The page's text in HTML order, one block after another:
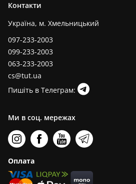
Контакти
Україна, м. Хмельницький
097-233-2003
099-233-2003
063-233-2003
cs@tut.ua
Пишіть в Телеграм:
Ми в соц. мережах
Оплата